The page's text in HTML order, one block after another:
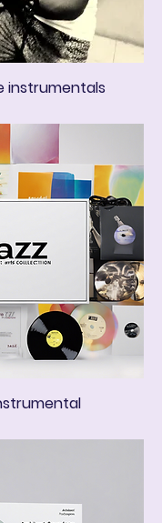
instrumentals